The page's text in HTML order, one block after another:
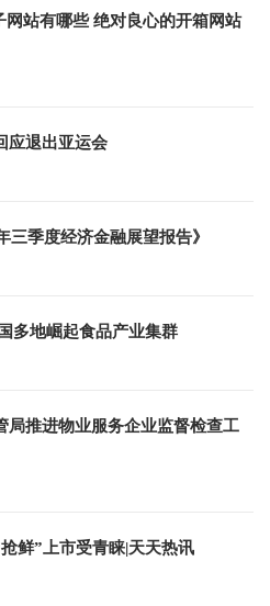
站有哪些 绝对良心的开箱网站
应退出亚运会
三季度经济金融展望报告》
多地崛起食品产业集群
局推进物业服务企业监督检查工
鲜”上市受青睐|天天热讯